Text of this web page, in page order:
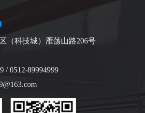
（科技城）雁荡山路206号
/ 0512-89994999